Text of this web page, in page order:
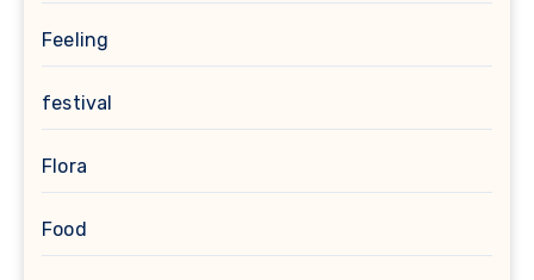
Feeling
festival
Flora
Food